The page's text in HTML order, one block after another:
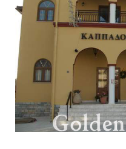
Δείτε μας:
Δείτε μας:
Δείτε μας:
Δείτε μας:
Δείτε μας:
Δείτε μας:
Δείτε μας:
Δείτε μας: